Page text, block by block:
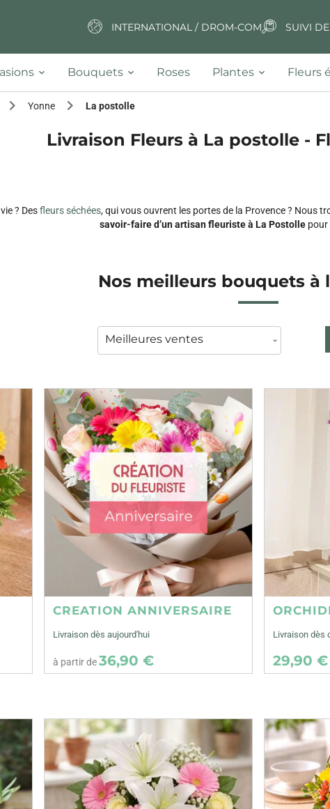
INTERNATIONAL / DROM-COM SUIVI
Bouquets Roses Plantes Fleurs
Yonne La postolle
Livraison Fleurs à La postolle -
? Desfleurs séchées, qui vous ouvrent les portes de la Provence ? Nous
savoir-faire d’un artisan fleuriste à La Postolle pour
Nos meilleurs bouquets à
CREATION ANNIVERSAIRE
Livraison dès aujourd'hui
à partir de36,90 €
Livraison dès
29,90 €